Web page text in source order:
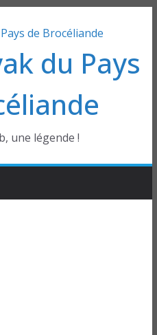
du Pays
une légende !